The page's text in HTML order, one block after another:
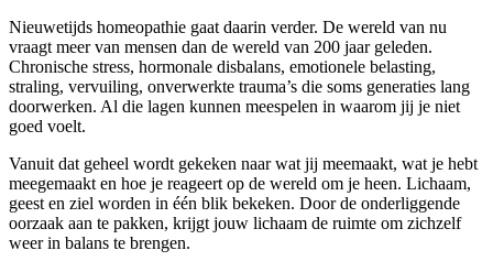
Nieuwetijds homeopathie gaat daarin verder. De wereld van nu
vraagt meer van mensen dan de wereld van 200 jaar geleden.
Chronische stress, hormonale disbalans, emotionele belasting,
straling, vervuiling, onverwerkte trauma’s die soms generaties lang
doorwerken. Al die lagen kunnen meespelen in waarom jij je niet
goed voelt.
Vanuit dat geheel wordt gekeken naar wat jij meemaakt, wat je hebt
meegemaakt en hoe je reageert op de wereld om je heen. Lichaam,
geest en ziel worden in één blik bekeken. Door de onderliggende
oorzaak aan te pakken, krijgt jouw lichaam de ruimte om zichzelf
weer in balans te brengen.